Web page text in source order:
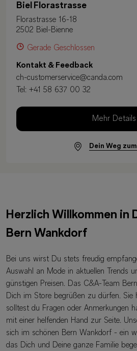
Biel Florastrasse
Florastrasse 16-18
2502 Biel-Bienne
Gerade Geschlossen
Kontakt & Feedback
ch-customerservice@canda.com
Tel: +41 58 637 00 32
Mehr Details
Dein Weg
Herzlich Willkommen in
Bern Wankdorf
Bei uns wirst Du stets freudig
Auswahl an Mode in aktuellen Trends
günstigen Preisen. Das C&A-Team
Dich im Store begrüßen zu dürfen. Sie
solltest du Fragen oder Anmerkungen
mit einer helfenden Hand zur Seite.
sich im schönen Bern Wankdorf - ein
das Dich und Deine ganze Familie